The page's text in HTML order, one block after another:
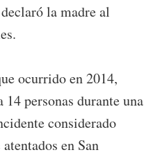
la madre al
ocurrido en 2014,
14 personas durante una
considerado
en San